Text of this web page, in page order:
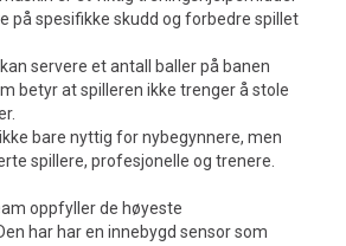
på spesifikke skudd og forbedre spillet
servere et antall baller på banen
betyr at spilleren ikke trenger å stole
bare nyttig for nybegynnere, men
spillere, profesjonelle og trenere.
oppfyller de høyeste
har har en innebygd sensor som